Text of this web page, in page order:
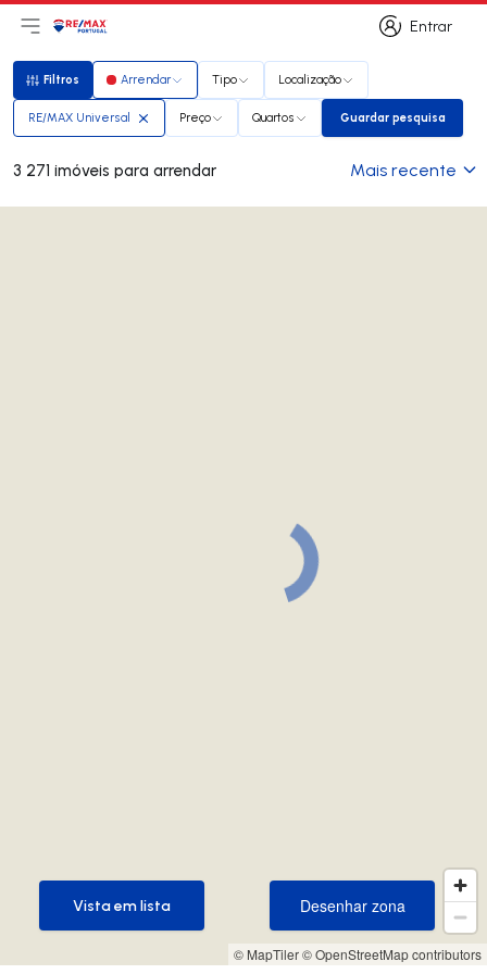
Entrar
Entrar
Abri menu principal
LogoIr para página inicial
Filtros
Filtros Arrendar Tipo Localização
RE/MAX Universal Preço Quartos Guardar
Guardar pesquisa
3 271 imóveis para arrendar Mais recente
© MapTiler© OpenStreetMap contributors
Desenhar zona
Desenhar zona
Vista em lista
Vista em lista